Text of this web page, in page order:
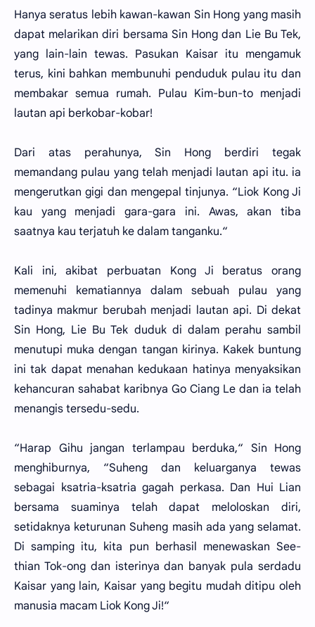
Hanya seratus lebih kawan-kawan Sin Hong yang masih
dapat melarikan diri bersama Sin Hong dan Lie Bu Tek,
yang lain-lain tewas. Pasukan Kaisar itu mengamuk
terus, kini bahkan membunuhi penduduk pulau itu dan
membakar semua rumah. Pulau Kim-bun-to menjadi
lautan api berkobar-kobar!
Dari atas perahunya, Sin Hong berdiri tegak
memandang pulau yang telah menjadi lautan api itu. ia
mengerutkan gigi dan mengepal tinjunya. “Liok Kong Ji
kau yang menjadi gara-gara ini. Awas, akan tiba
saatnya kau terjatuh ke dalam tanganku.“
Kali ini, akibat perbuatan Kong Ji beratus orang
memenuhi kematiannya dalam sebuah pulau yang
tadinya makmur berubah menjadi lautan api. Di dekat
Sin Hong, Lie Bu Tek duduk di dalam perahu sambil
menutupi muka dengan tangan kirinya. Kakek buntung
ini tak dapat menahan kedukaan hatinya menyaksikan
kehancuran sahabat karibnya Go Ciang Le dan ia telah
menangis tersedu-sedu.
“Harap Gihu jangan terlampau berduka,“ Sin Hong
menghiburnya, “Suheng dan keluarganya tewas
sebagai ksatria-ksatria gagah perkasa. Dan Hui Lian
bersama suaminya telah dapat meloloskan diri,
setidaknya keturunan Suheng masih ada yang selamat.
Di samping itu, kita pun berhasil menewaskan See-
thian Tok-ong dan isterinya dan banyak pula serdadu
Kaisar yang lain, Kaisar yang begitu mudah ditipu oleh
manusia macam Liok Kong Ji!“